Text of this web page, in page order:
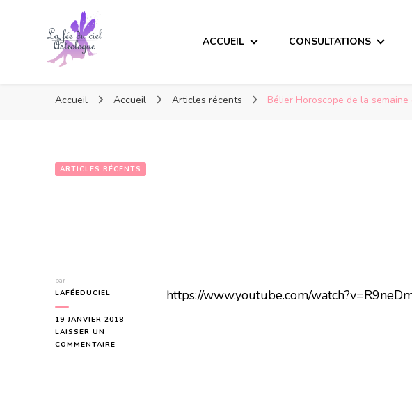
ACCUEIL CONSULTATIONS
Accueil Accueil Articles récents Bélier Horoscope de la
ARTICLES RÉCENTS
par
LAFÉEDUCIEL
19 JANVIER 2018
LAISSER UN
COMMENTAIRE
https://www.youtube.com/